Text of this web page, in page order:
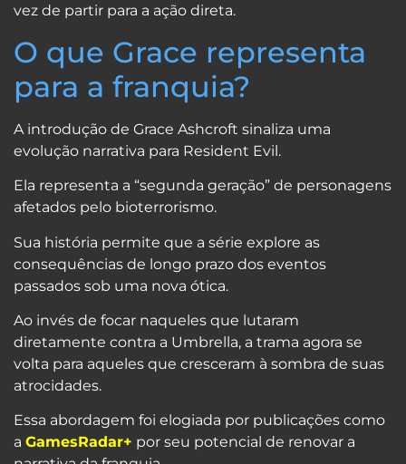
vez de partir para a ação direta.
O que Grace representa
para a franquia?
A introdução de Grace Ashcroft sinaliza uma
evolução narrativa para Resident Evil.
Ela representa a “segunda geração” de personagens
afetados pelo bioterrorismo.
Sua história permite que a série explore as
consequências de longo prazo dos eventos
passados sob uma nova ótica.
Ao invés de focar naqueles que lutaram
diretamente contra a Umbrella, a trama agora se
volta para aqueles que cresceram à sombra de suas
atrocidades.
Essa abordagem foi elogiada por publicações como
a GamesRadar+ por seu potencial de renovar a